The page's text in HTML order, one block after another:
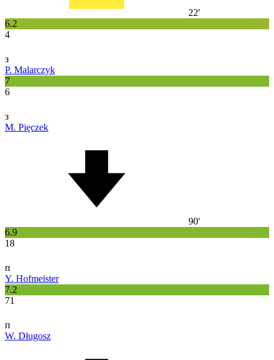
22'
6.2
4
з
P. Malarczyk
7
6
з
M. Pięczek
90'
6.9
18
п
Y. Hofmeister
7.2
71
п
W. Długosz